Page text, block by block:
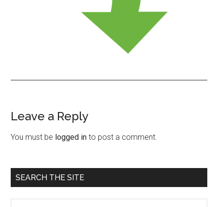
Reader
Interactions
Leave a Reply
You must be logged in to post a comment.
Primary
Sidebar
SEARCH THE SITE